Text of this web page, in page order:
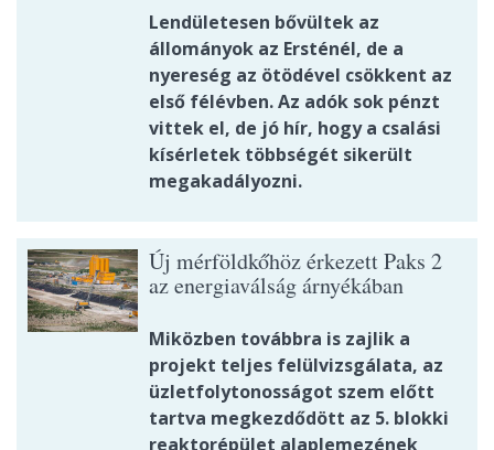
Lendületesen bővültek az
állományok az Ersténél, de a
nyereség az ötödével csökkent az
első félévben. Az adók sok pénzt
vittek el, de jó hír, hogy a csalási
kísérletek többségét sikerült
megakadályozni.
Új mérföldkőhöz érkezett Paks 2
az energiaválság árnyékában
Miközben továbbra is zajlik a
projekt teljes felülvizsgálata, az
üzletfolytonosságot szem előtt
tartva megkezdődött az 5. blokki
reaktorépület alaplemezének